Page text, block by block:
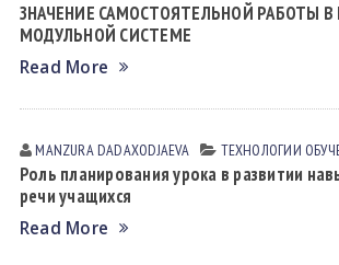
ЗНАЧЕНИЕ САМОСТОЯТЕЛЬНОЙ РАБОТЫ
МОДУЛЬНОЙ СИСТЕМЕ
Read More
MANZURA DАDАXODJАEVА ТЕХНОЛОГИИ
Роль планирования урока в развитии
речи учащихся
Read More